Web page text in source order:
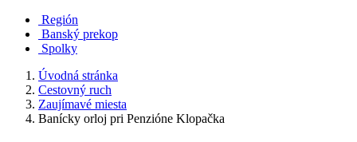
Región
Banský prekop
Spolky
Úvodná stránka
Cestovný ruch
Zaujímavé miesta
Banícky orloj pri Penzióne Klopačka